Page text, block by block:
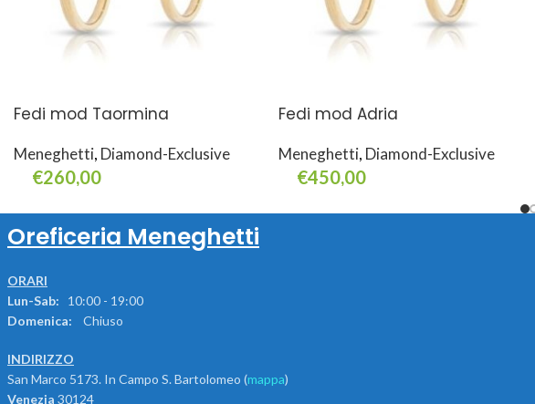
Fedi mod Taormina
Meneghetti, Diamond-Exclusive
€260,00
Fedi mod Adria
Meneghetti, Diamond-Exclusive
€450,00
Oreficeria Meneghetti
ORARI
Lun-Sab: 10:00 - 19:00
Domenica:
Chiuso
INDIRIZZO
San Marco 5173. In Campo S. Bartolomeo (mappa)
Venezia 30124